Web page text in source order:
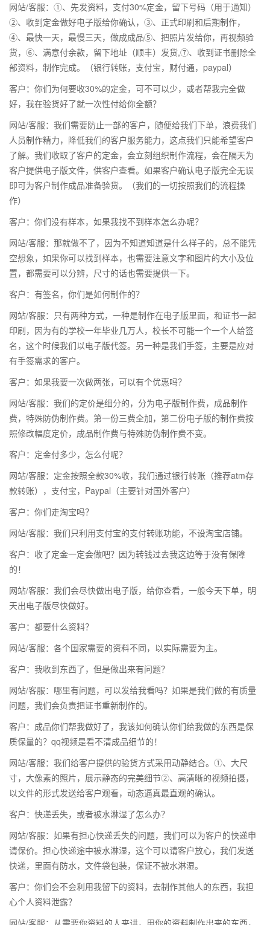
网站/客服：①、先发资料，支付30%定金，留下号码（用于通知）
②、收到定金做好电子版给你确认，③、正式印刷和后期制作，
④、最快一天，最慢三天，做成成品⑤、把照片发给你，再视频验
货，⑥、满意付余款，留下地址（顺丰）发货,⑦、收到证书删除全
部资料，制作完成。（银行转账，支付宝，财付通，paypal）
客户：你们为何要收30%的定金，可不可以少，或者帮我完全做
好，我在验货好了就一次性付给你全额？
网站/客服：我们需要防止一部的客户，随便给我们下单，浪费我们
人员制作精力，降低我们的客户服务能力，这点我们只能希望客户
了解。我们收取了客户的定金，会立刻组织制作流程，会在隔天为
客户提供电子版文件，供客户查看。如果客户确认电子版完全无误
即可为客户制作成品准备验货。（我们的一切按照我们的流程操
作）
客户：你们没有样本，如果我找不到样本怎么办呢？
网站/客服：那就做不了，因为不知道知道是什么样子的，总不能凭
空想象，如果你可以找到样本，也需要注意文字和图片的大小及位
置，都需要可以分辨，尺寸的话也需要提供一下。
客户：有签名，你们是如何制作的？
网站/客服：只有两种方式，一种是制作在电子版里面，和证书一起
印刷，因为有的学校一年毕业几万人，校长不可能一个一个人给签
名，这个时候我们以电子版代签。另一种是我们手签，主要是应对
有手签需求的客户。
客户：如果我要一次做两张，可以有个优惠吗？
网站/客服：我们的定价是细分的，分为电子版制作费，成品制作
费，特殊防伪制作费。第一份三费全加，第二份电子版的制作费按
照修改幅度定价，成品制作费与特殊防伪制作费不变。
客户：定金付多少，怎么付呢？
网站/客服：定金按照全款30%收，我们通过银行转账（推荐atm存
款转账），支付宝，Paypal（主要针对国外客户）
客户：你们走淘宝吗？
网站/客服：我们只利用支付宝的支付转账功能，不设淘宝店铺。
客户：收了定金一定会做吧？因为转钱过去我这边等于没有保障
的！
网站/客服：我们会尽快做出电子版，给你查看，一般今天下单，明
天出电子版尽快做好。
客户：都要什么资料？
网站/客服：各个国家需要的资料不同，以实际需要为主。
客户：我收到东西了，但是做出来有问题？
网站/客服：哪里有问题，可以发给我看吗？如果是我们做的有质量
问题，我们会负责把证书重新制作的。
客户：成品你们帮我做好了，我该如何确认你们给我做的东西是保
质保量的？qq视频是看不清成品细节的！
网站/客服：我们给客户提供的验货方式采用动静结合。①、大尺
寸，大像素的照片，展示静态的完美细节②、高清晰的视频拍摄，
以文件的形式发送给客户观看，动态逼真最直观的确认。
客户：快递丢失，或者被水淋湿了怎么办？
网站/客服：如果有担心快递丢失的问题，我们可以为客户的快递申
请保价。担心快递途中被水淋湿，这个可以请客户放心，我们发送
快递，里面有防水，文件袋包装，保证不被水淋湿。
客户：你们会不会利用我留下的资料，去制作其他人的东西，我担
心个人资料泄露？
网站/客服：从需要你资料的人来讲，用你的资料制作出来的东西，